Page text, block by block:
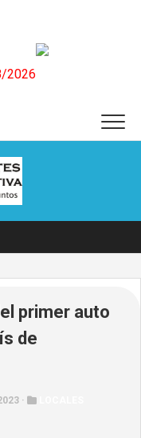
2026
primer auto
de
·